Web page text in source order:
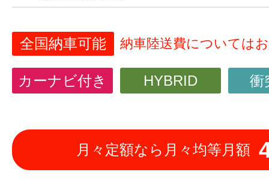
全国納車可能 納車陸送費については
カーナビ付き HYBRID 衝
月々定額なら月々均等月額